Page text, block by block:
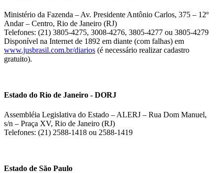
Ministério da Fazenda – Av. Presidente Antônio Carlos, 375 – 12º
Andar – Centro, Rio de Janeiro (RJ)
Telefones: (21) 3805-4275, 3008-4276, 3805-4277 ou 3805-4279
Disponível na Internet de 1892 em diante (com falhas) em
www.jusbrasil.com.br/diarios (é necessário realizar cadastro
gratuito).
Estado do Rio de Janeiro - DORJ
Assembléia Legislativa do Estado – ALERJ – Rua Dom Manuel,
s/n – Praça XV, Rio de Janeiro (RJ)
Telefones: (21) 2588-1418 ou 2588-1419
Estado de São Paulo